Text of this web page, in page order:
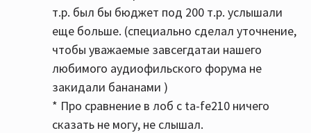
т.р. был бы бюджет под 200 т.р. услышали
еще больше. (специально сделал уточнение,
чтобы уважаемые завсегдатаи нашего
любимого аудиофильского форума не
закидали бананами )
* Про сравнение в лоб с ta-fe210 ничего
сказать не могу, не слышал.